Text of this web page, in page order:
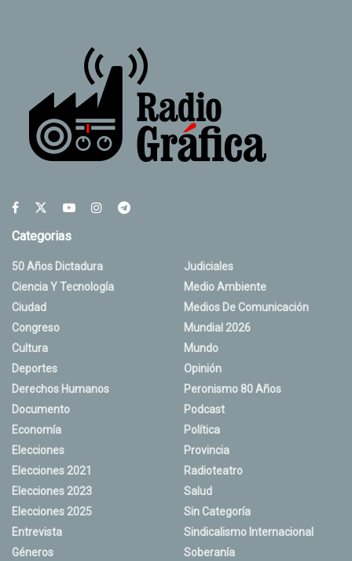
Categorias
50 Años Dictadura
Ciencia Y Tecnología
Ciudad
Congreso
Cultura
Deportes
Derechos Humanos
Documento
Economía
Elecciones
Elecciones 2021
Elecciones 2023
Elecciones 2025
Entrevista
Géneros
Judiciales
Medio Ambiente
Medios De Comunicación
Mundial 2026
Mundo
Opinión
Peronismo 80 Años
Podcast
Política
Provincia
Radioteatro
Salud
Sin Categoría
Sindicalismo Internacional
Soberanía